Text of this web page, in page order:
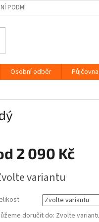
PODMÍNKY PODMÍNKY
Osobní odběr Půjčovna
2 090 Kč
variantu
doručit do: Zvolte